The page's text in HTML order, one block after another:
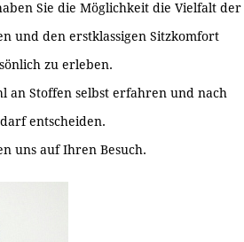
Sie die Möglichkeit die Vielfalt der
und den erstklassigen Sitzkomfort
zu erleben.
an Stoffen selbst erfahren und nach
entscheiden.
uns auf Ihren Besuch.